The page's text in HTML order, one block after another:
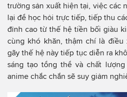
trường sản xuất hiện tại, việc các
lại để học hỏi trực tiếp, tiếp thu
đỉnh cao từ thế hệ tiền bối giàu
cùng khó khăn, thậm chí là
gãy thế hệ này tiếp tục diễn ra
sáng tạo tổng thể và chất
anime chắc chắn sẽ suy giảm